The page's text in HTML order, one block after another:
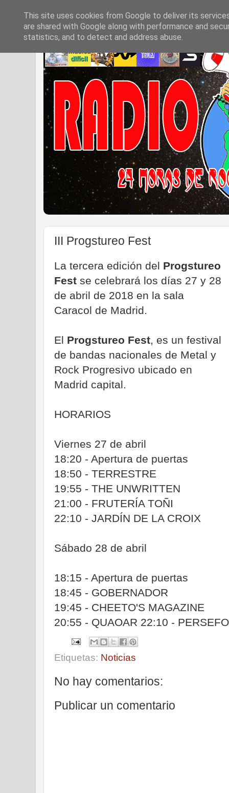
III Progstureo Fest
La tercera edición del Progstureo
Fest se celebrará los días 27 y 28
de abril de 2018 en la sala
Caracol de Madrid.
El Progstureo Fest, es un festival
de bandas nacionales de Metal y
Rock Progresivo ubicado en
Madrid capital.
HORARIOS
Viernes 27 de abril
18:20 - Apertura de puertas
18:50 - TERRESTRE
19:55 - THE UNWRITTEN
21:00 - FRUTERÍA TOÑI
22:10 - JARDÍN DE LA CROIX
Sábado 28 de abril
18:15 - Apertura de puertas
18:45 - GOBERNADOR
19:45 - CHEETO'S MAGAZINE
20:55 - QUAOAR 22:10 -
Etiquetas: Noticias
No hay comentarios:
Publicar un comentario
This site uses cookies from Google to deliver its
are shared with Google along with performance and
statistics, and to detect and address abuse.